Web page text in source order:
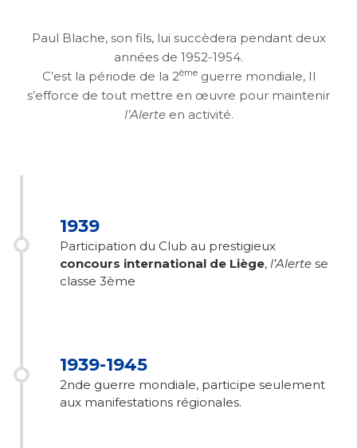
Paul Blache, son fils, lui succèdera pendant deux
années de 1952-1954.
C’est la période de la 2èmeguerre mondiale, Il
s’efforce de tout mettre en œuvre pour maintenir
l’Alerteen activité.
1939
Participation du Club au prestigieux
concours international de Liège, l’Alerte se
classe 3ème
1939-1945
2nde guerre mondiale, participe seulement
aux manifestations régionales.